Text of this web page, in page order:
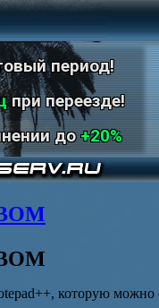
период!
при переезде!
до+20%
которую можно